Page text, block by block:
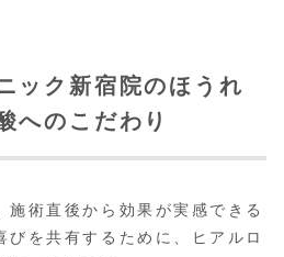
ック新宿院のほうれ
へのこだわり
施術直後から効果が実感できる
びを共有するために、ヒアルロ